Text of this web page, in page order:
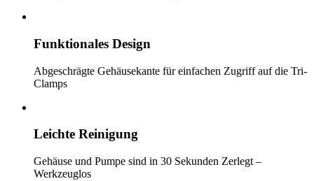
Funktionales Design
Abgeschrägte Gehäusekante für einfachen Zugriff auf die Tri-
Clamps
Leichte Reinigung
Gehäuse und Pumpe sind in 30 Sekunden Zerlegt –
Werkzeuglos